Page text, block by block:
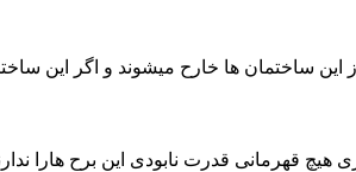
ساختمان ها خارح میشوند و اگر این
قهرمانی قدرت نابودی این برح هارا